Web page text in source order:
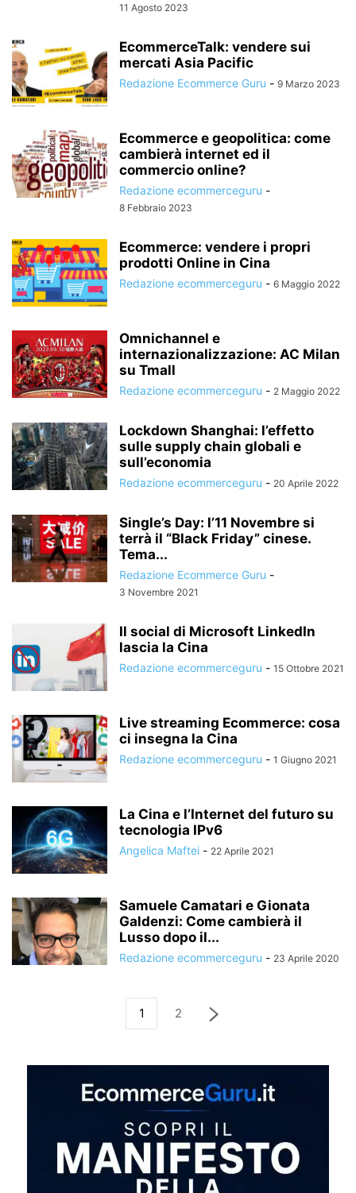
11 Agosto 2023
EcommerceTalk: vendere sui
mercati Asia Pacific
Redazione Ecommerce Guru - 9 Marzo 2023
Ecommerce e geopolitica: come
cambierà internet ed il
commercio online?
Redazione ecommerceguru -
8 Febbraio 2023
Ecommerce: vendere i propri
prodotti Online in Cina
Redazione ecommerceguru - 6 Maggio 2022
Omnichannel e
internazionalizzazione: AC Milan
su Tmall
Redazione ecommerceguru - 2 Maggio 2022
Lockdown Shanghai: l’effetto
sulle supply chain globali e
sull’economia
Redazione ecommerceguru - 20 Aprile 2022
Single’s Day: l’11 Novembre si
terrà il “Black Friday” cinese.
Tema...
Redazione Ecommerce Guru -
3 Novembre 2021
Il social di Microsoft LinkedIn
lascia la Cina
Redazione ecommerceguru - 15 Ottobre 2021
Live streaming Ecommerce: cosa
ci insegna la Cina
Redazione ecommerceguru - 1 Giugno 2021
La Cina e l’Internet del futuro su
tecnologia IPv6
Angelica Maftei - 22 Aprile 2021
Samuele Camatari e Gionata
Galdenzi: Come cambierà il
Lusso dopo il...
Redazione ecommerceguru - 23 Aprile 2020
1 2